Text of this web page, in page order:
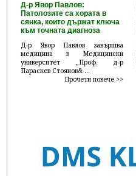
Д-р Явор Павлов:
Патолозите са хората в
сянка, които държат ключа
към точната диагноза
Д-р Явор Павлов завършва
медицина в Медицински
университет „Проф. д-р
Параскев Стоянов& ...
Прочети повече >>